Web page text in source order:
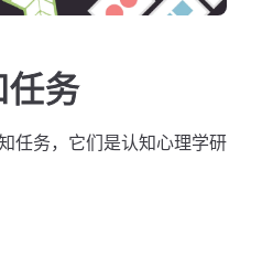
任务
任务，它们是认知心理学研